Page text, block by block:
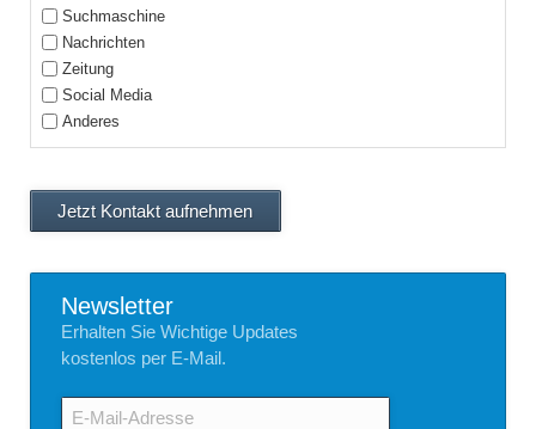
Suchmaschine
Nachrichten
Zeitung
Social Media
Anderes
Jetzt Kontakt aufnehmen
Newsletter
Erhalten Sie Wichtige Updates
kostenlos per E-Mail.
E-
Mail-